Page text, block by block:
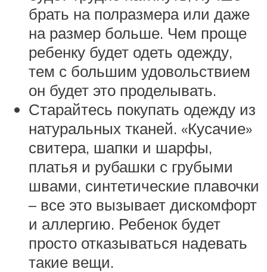
брать на полразмера или даже
на размер больше. Чем проще
ребенку будет одеть одежду,
тем с большим удовольствием
он будет это проделывать.
Старайтесь покупать одежду из
натуральных тканей. «Кусачие»
свитера, шапки и шарфы,
платья и рубашки с грубыми
швами, синтетические плавочки
– все это вызывает дискомфорт
и аллергию. Ребенок будет
просто отказываться надевать
такие вещи.